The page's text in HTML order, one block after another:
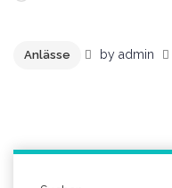
Anlässe by admin